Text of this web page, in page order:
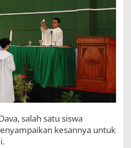
salah satu siswa
kesannya untuk